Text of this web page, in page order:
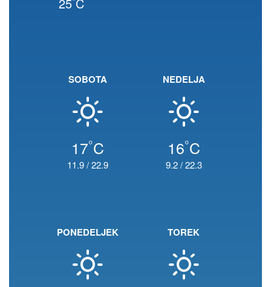
SOBOTA
17°C
11.9/22.9
NEDELJA
16°C
9.2/22.3
PONEDELJEK TOREK